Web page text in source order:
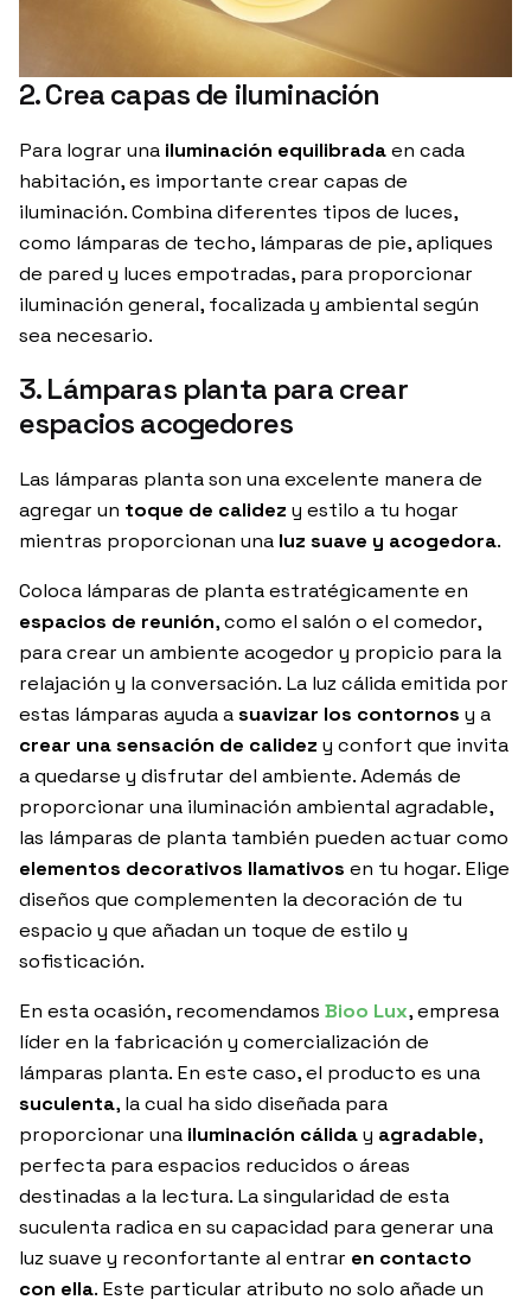
2. Crea capas de iluminación
Para lograr una iluminación equilibradaen cada
habitación, es importante crear capas de
iluminación. Combina diferentes tipos de luces,
como lámparas de techo, lámparas de pie, apliques
de pared y luces empotradas, para proporcionar
iluminación general, focalizada y ambiental según
sea necesario.
3. Lámparas planta para crear
espacios acogedores
Las lámparas planta son una excelente manera de
agregar un toque de calidez y estilo a tu hogar
mientras proporcionan una luz suave y acogedora.
Coloca lámparas de planta estratégicamente en
espacios de reunión, como el salón o el comedor,
para crear un ambiente acogedor y propicio para la
relajación y la conversación. La luz cálida emitida por
estas lámparas ayuda asuavizar los contornos y a
crear una sensación de calidez y confort que invita
a quedarse y disfrutar del ambiente. Además de
proporcionar una iluminación ambiental agradable,
las lámparas de planta también pueden actuar como
elementos decorativos llamativos en tu hogar. Elige
diseños que complementen la decoración de tu
espacio y que añadan un toque de estilo y
sofisticación.
En esta ocasión, recomendamos Bioo Lux, empresa
líder en la fabricación y comercialización de
lámparas planta. En este caso, el producto es una
suculenta, la cual ha sido diseñada para
proporcionar una iluminación cáliday agradable,
perfecta para espacios reducidos o áreas
destinadas a la lectura. La singularidad de esta
suculenta radica en su capacidad para generar una
luz suave y reconfortante al entrar en contacto
con ella. Este particular atributo no solo añade un